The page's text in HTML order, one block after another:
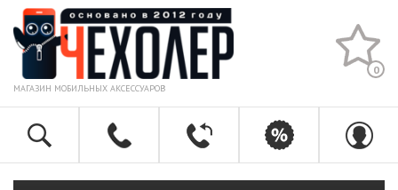
МАГАЗИН МОБИЛЬНЫХ АКСЕССУАРОВ
0